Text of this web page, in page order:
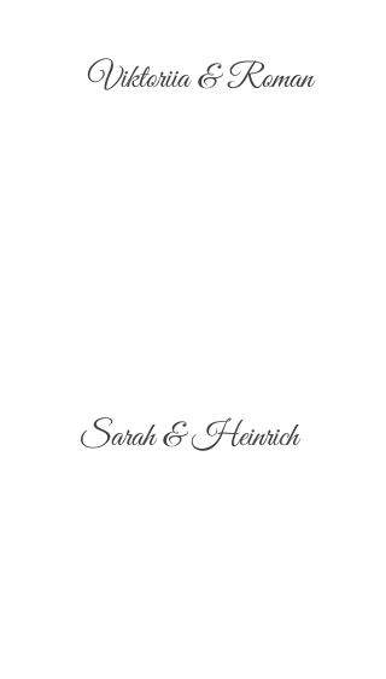
Viktoriia & Roman
Sarah & Heinrich